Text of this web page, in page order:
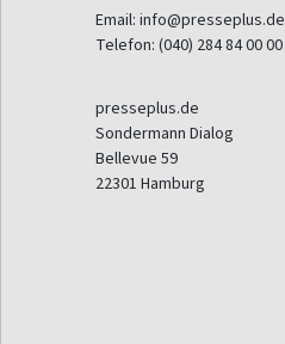
Email: info@presseplus.de
Telefon: (040) 284 84 00 00
presseplus.de
Sondermann Dialog
Bellevue 59
22301 Hamburg